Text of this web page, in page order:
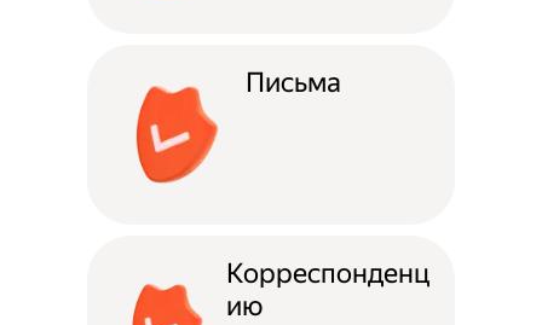
Письма
Корреспонденц
ию